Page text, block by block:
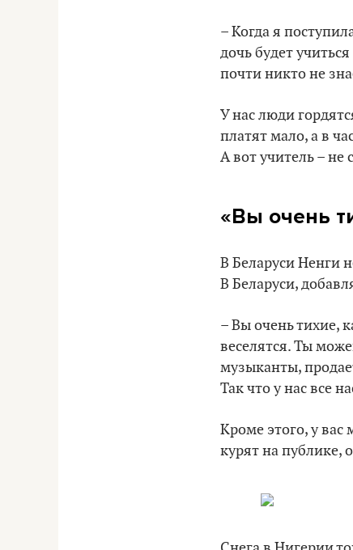
– Когда я
дочь будет
почти никто не
У нас люди
платят мало, а в
А вот учитель – не
«Вы очень
В Беларуси Ненги
В Беларуси,
– Вы очень тихие,
веселятся. Ты
музыканты,
Так что у нас все
Кроме этого, у
курят на публике,